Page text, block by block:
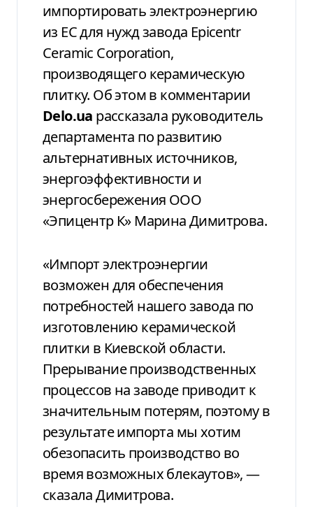
импортировать электроэнергию
из ЕС для нужд завода Epicentr
Ceramic Corporation,
производящего керамическую
плитку. Об этом в комментарии
Delo.ua рассказала руководитель
департамента по развитию
альтернативных источников,
энергоэффективности и
энергосбережения ООО
«Эпицентр К» Марина Димитрова.
«Импорт электроэнергии
возможен для обеспечения
потребностей нашего завода по
изготовлению керамической
плитки в Киевской области.
Прерывание производственных
процессов на заводе приводит к
значительным потерям, поэтому в
результате импорта мы хотим
обезопасить производство во
время возможных блекаутов», —
сказала Димитрова.